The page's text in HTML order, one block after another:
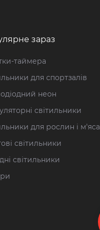
зараз
таймера
для спортзалів
неон
світильники
для рослин і м'яса
світильники
світильники